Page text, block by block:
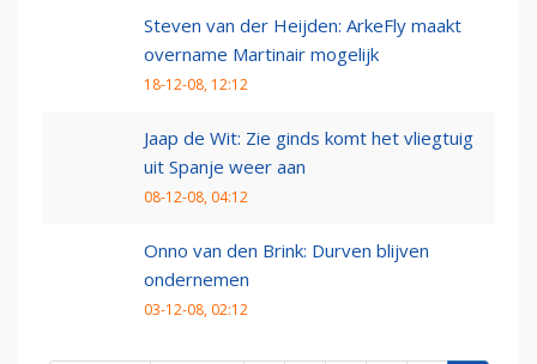
Steven van der Heijden: ArkeFly maakt
overname Martinair mogelijk
18-12-08, 12:12
Jaap de Wit: Zie ginds komt het vliegtuig
uit Spanje weer aan
08-12-08, 04:12
Onno van den Brink: Durven blijven
ondernemen
03-12-08, 02:12